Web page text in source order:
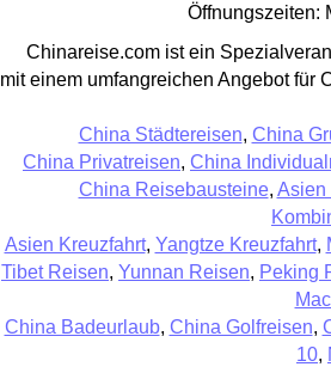
Öffnungszeiten:
Chinareise.com ist ein
mit einem umfangreichen Angebot für
China Städtereisen, China
China Privatreisen, China
China Reisebausteine, Asien
Asien Kreuzfahrt, Yangtze Kreuzfahrt,
Tibet Reisen, Yunnan Reisen, Peking
China Badeurlaub, China Golfreisen,
10,